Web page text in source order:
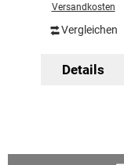
Versandkosten
Vergleichen
Details